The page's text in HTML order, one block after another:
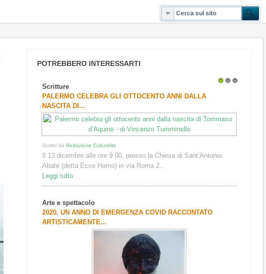
POTREBBERO INTERESSARTI
Scritture
PALERMO CELEBRA GLI OTTOCENTO ANNI DALLA
NASCITA DI...
Scritto daRedazione Culturelite
Il 13 dicembre alle ore 9.00, presso la Chiesa di Sant’Antonio
Abate (detta Ecce Homo) in via Roma 2...
Leggi tutto
Arte e spettacolo
2020. UN ANNO DI EMERGENZA COVID RACCONTATO
ARTISTICAMENTE...